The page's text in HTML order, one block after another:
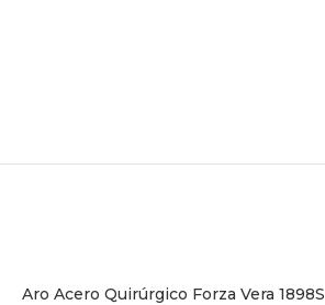
Aro Acero Quirúrgico Forza Vera 1898S